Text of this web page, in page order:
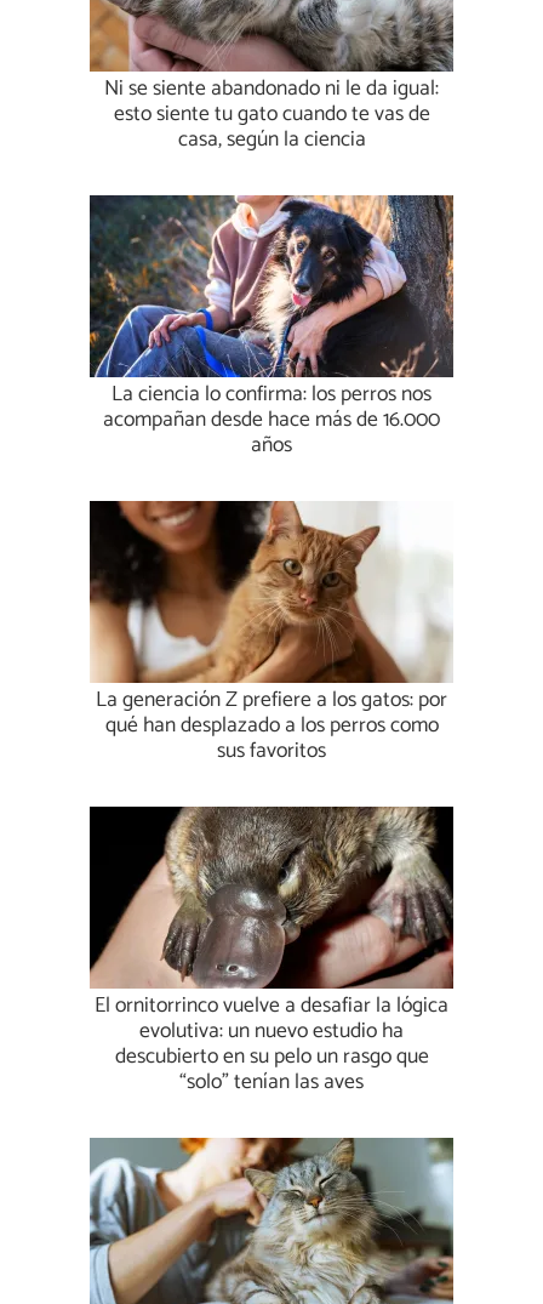
Ni se siente abandonado ni le da igual:
esto siente tu gato cuando te vas de
casa, según la ciencia
La ciencia lo confirma: los perros nos
acompañan desde hace más de 16.000
años
La generación Z prefiere a los gatos: por
qué han desplazado a los perros como
sus favoritos
El ornitorrinco vuelve a desafiar la lógica
evolutiva: un nuevo estudio ha
descubierto en su pelo un rasgo que
“solo” tenían las aves